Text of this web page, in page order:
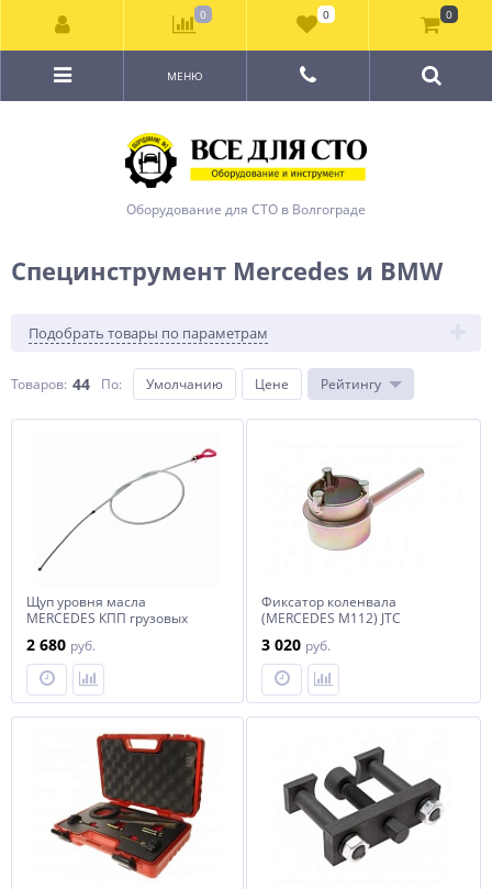
Оборудование для СТО в Волгограде
МЕНЮ
Специнструмент Mercedes и BMW
Подобрать товары по параметрам
Товаров: 44 По: Умолчанию Цене Рейтингу
Щуп уровня масла
MERCEDES КПП грузовых
2 680 руб.
Фиксатор коленвала
(MERCEDES M112) JTC
3 020 руб.
0 0 0